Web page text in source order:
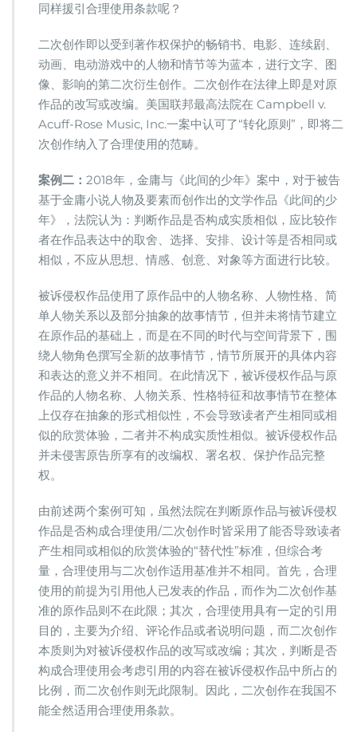
同样援引合理使用条款呢？
二次创作即以受到著作权保护的畅销书、电影、连续剧、
动画、电动游戏中的人物和情节等为蓝本，进行文字、图
像、影响的第二次衍生创作。二次创作在法律上即是对原
作品的改写或改编。美国联邦最高法院在 Campbell v.
Acuff-Rose Music, Inc.一案中认可了“转化原则”，即将二
次创作纳入了合理使用的范畴。
案例二： 2018年，金庸与《此间的少年》案中，对于被告
基于金庸小说人物及要素而创作出的文学作品《此间的少
年》，法院认为：判断作品是否构成实质相似，应比较作
者在作品表达中的取舍、选择、安排、设计等是否相同或
相似，不应从思想、情感、创意、对象等方面进行比较。
被诉侵权作品使用了原作品中的人物名称、人物性格、简
单人物关系以及部分抽象的故事情节，但并未将情节建立
在原作品的基础上，而是在不同的时代与空间背景下，围
绕人物角色撰写全新的故事情节，情节所展开的具体内容
和表达的意义并不相同。在此情况下，被诉侵权作品与原
作品的人物名称、人物关系、性格特征和故事情节在整体
上仅存在抽象的形式相似性，不会导致读者产生相同或相
似的欣赏体验，二者并不构成实质性相似。被诉侵权作品
并未侵害原告所享有的改编权、署名权、保护作品完整
权。
由前述两个案例可知，虽然法院在判断原作品与被诉侵权
作品是否构成合理使用/二次创作时皆采用了能否导致读者
产生相同或相似的欣赏体验的“替代性”标准，但综合考
量，合理使用与二次创作适用基准并不相同。首先，合理
使用的前提为引用他人已发表的作品，而作为二次创作基
准的原作品则不在此限；其次，合理使用具有一定的引用
目的，主要为介绍、评论作品或者说明问题，而二次创作
本质则为对被诉侵权作品的改写或改编；其次，判断是否
构成合理使用会考虑引用的内容在被诉侵权作品中所占的
比例，而二次创作则无此限制。因此，二次创作在我国不
能全然适用合理使用条款。